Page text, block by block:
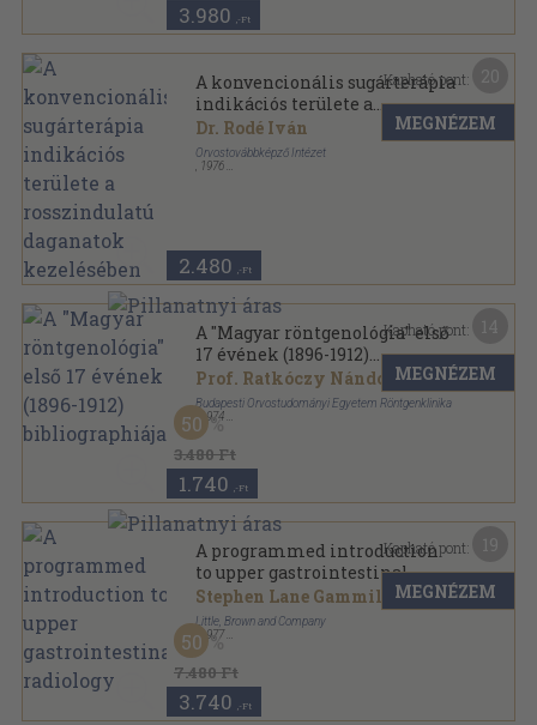
3.980 ,-Ft
A konvencionális sugárterápia
indikációs területe a
rosszindulatú daganatok
kezelésében
Dr. Rodé Iván
Orvostovábbképző Intézet
1976
2.480 ,-Ft
Kapható pont:
MEGNÉZEM
A "Magyar röntgenológia" első
17 évének (1896-1912)
bibliographiája
Prof. Ratkóczy Nándor
Budapesti Orvostudományi Egyetem Röntgenklinika
, 1974
Varrott papírkötés
3.480 Ft
50
1.740 ,-Ft
Kapható pont:
MEGNÉZEM
A programmed introduction
to upper gastrointestinal
radiology
Stephen Lane Gammill
Little, Brown and Company
, 1977
Varrott papírkötés
7.480 Ft
50
3.740 ,-Ft
Kapható pont:
MEGNÉZEM